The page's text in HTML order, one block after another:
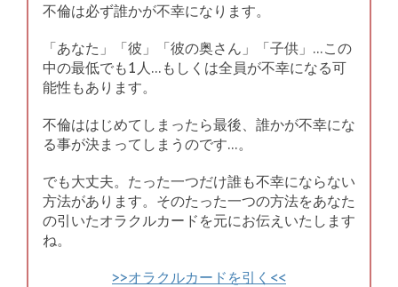
不倫は必ず誰かが不幸になります。
「あなた」「彼」「彼の奥さん」「子供」…この
中の最低でも1人…もしくは全員が不幸になる可
能性もあります。
不倫ははじめてしまったら最後、誰かが不幸にな
る事が決まってしまうのです…。
でも大丈夫。たった一つだけ誰も不幸にならない
方法があります。そのたった一つの方法をあなた
の引いたオラクルカードを元にお伝えいたします
ね。
>>オラクルカードを引く<<